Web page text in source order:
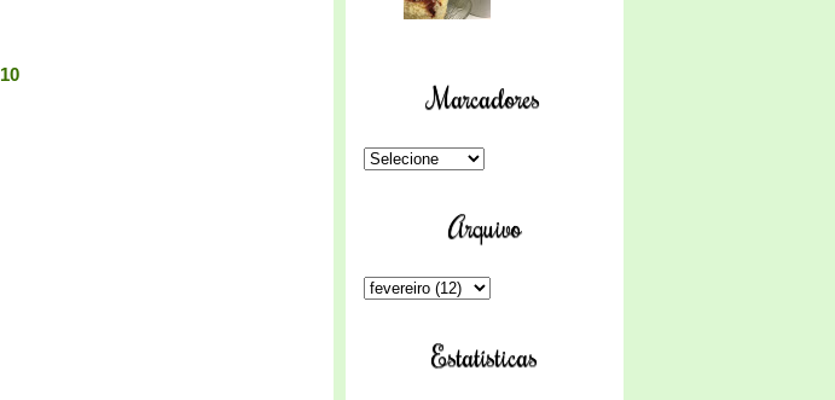
10
Marcadores
Arquivo
Estatísticas